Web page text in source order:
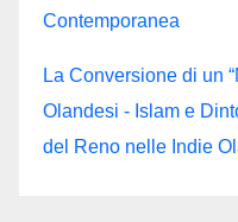
Contemporanea
La Conversione di un
Olandesi - Islam e
del Reno nelle Indie